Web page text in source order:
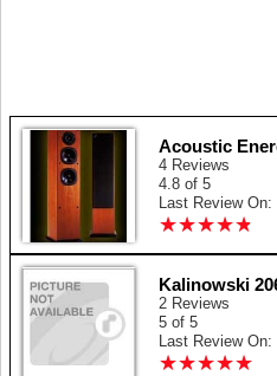
Acoustic
4 Reviews
4.8 of 5
Last Review On:
★★★★★
★★★★★
Kalinowski
2 Reviews
5 of 5
Last Review On:
★★★★★
★★★★★